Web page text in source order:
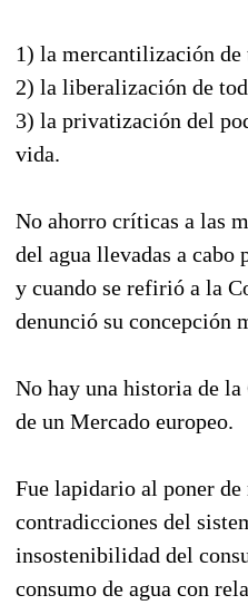
1) la mercantilización de
2) la liberalización de
3) la privatización del
vida.
No ahorro críticas a las
del agua llevadas a
y cuando se refirió a la
denunció su concepción
No hay una historia de
de un Mercado europeo.
Fue lapidario al poner
contradicciones del
insostenibilidad del
consumo de agua con